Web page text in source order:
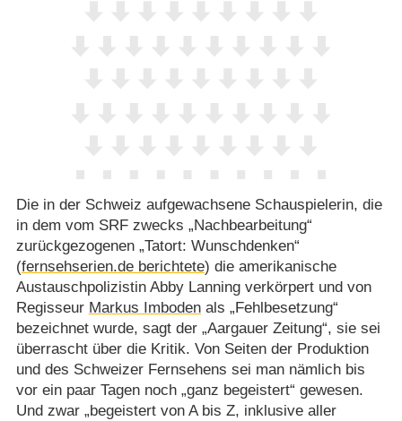
Die in der Schweiz aufgewachsene Schauspielerin, die
in dem vom SRF zwecks „Nachbearbeitung“
zurückgezogenen „Tatort: Wunschdenken“
(fernsehserien.de berichtete) die amerikanische
Austauschpolizistin Abby Lanning verkörpert und von
Regisseur Markus Imbodenals „Fehlbesetzung“
bezeichnet wurde, sagt der „Aargauer Zeitung“, sie sei
überrascht über die Kritik. Von Seiten der Produktion
und des Schweizer Fernsehens sei man nämlich bis
vor ein paar Tagen noch „ganz begeistert“ gewesen.
Und zwar „begeistert von A bis Z, inklusive aller